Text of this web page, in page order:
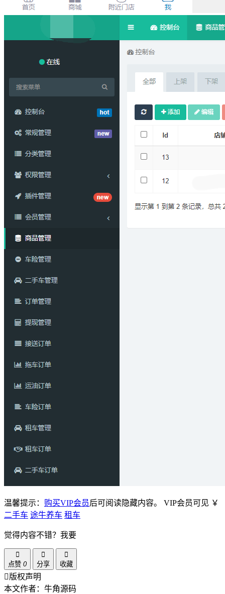
温馨提示： 购买VIP会员后可阅读隐藏内容。 VIP会员可见 ￥
二手车 途牛养车 租车
觉得内容不错？我要
点赞 0 分享 收藏
版权声明
本文作者：牛角源码